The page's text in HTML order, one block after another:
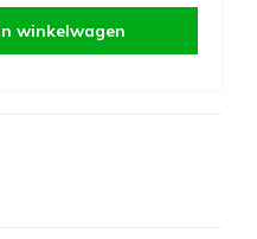
winkelwagen